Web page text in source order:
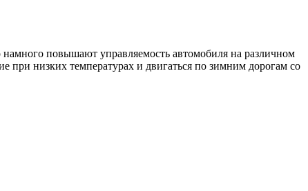
повышают управляемость автомобиля на различном
низких температурах и двигаться по зимним дорогам со